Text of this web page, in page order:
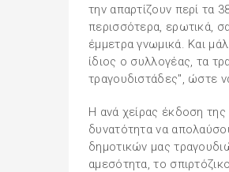
την απαρτίζουν περί τα
περισσότερα, ερωτικά,
έμμετρα γνωμικά. Και
ίδιος ο συλλογέας, τα
τραγουδιστάδες", ώστε
Η ανά χείρας έκδοση
δυνατότητα να
δημοτικών μας
αμεσότητα, το